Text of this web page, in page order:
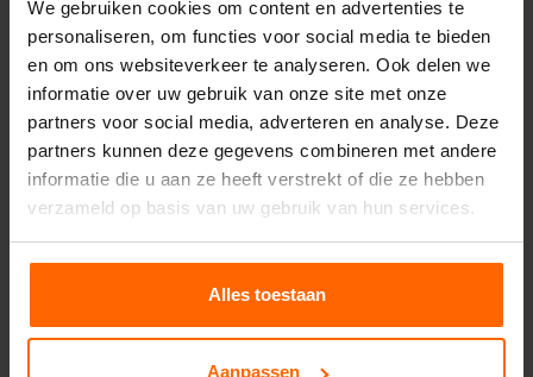
We gebruiken cookies om content en advertenties te
personaliseren, om functies voor social media te bieden
en om ons websiteverkeer te analyseren. Ook delen we
informatie over uw gebruik van onze site met onze
partners voor social media, adverteren en analyse. Deze
partners kunnen deze gegevens combineren met andere
informatie die u aan ze heeft verstrekt of die ze hebben
verzameld op basis van uw gebruik van hun services.
Alles toestaan
Aanpassen
aantal aan jouw aanvraag toe te voegen dien je
op onderstaande manier te tellen. Zo ben je
verzekerd van een voldoende aantal pennen.
Huur je een
complete truss constructie
bij
Master Partys? Dan hoef je de pinbox niet los in
jouw aanvraag toe te voegen. Het juiste aantal
wordt door ons
en aan jouw offerte
Prolyte ladder truss (X30L)| 2 truss pennen
per verbinding